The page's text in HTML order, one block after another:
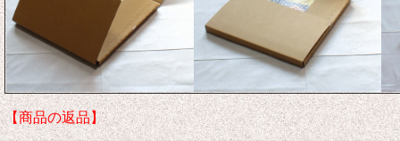
【商品の返品】